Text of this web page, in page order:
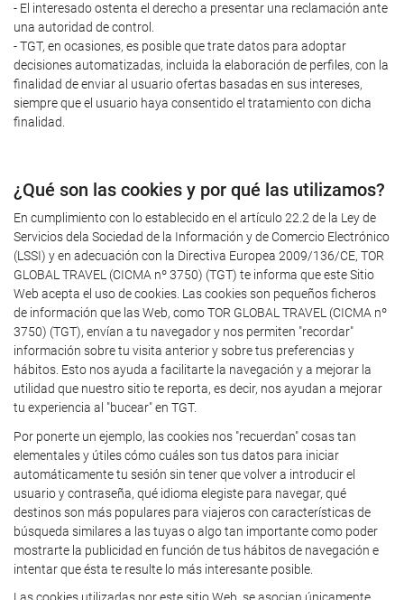
- El interesado ostenta el derecho a presentar una reclamación ante
una autoridad de control.
- TGT, en ocasiones, es posible que trate datos para adoptar
decisiones automatizadas, incluida la elaboración de perfiles, con la
finalidad de enviar al usuario ofertas basadas en sus intereses,
siempre que el usuario haya consentido el tratamiento con dicha
finalidad.
¿Qué son las cookies y por qué las utilizamos?
En cumplimiento con lo establecido en el artículo 22.2 de la Ley de
Servicios dela Sociedad de la Información y de Comercio Electrónico
(LSSI) y en adecuación con la Directiva Europea 2009/136/CE, TOR
GLOBAL TRAVEL (CICMA nº 3750) (TGT) te informa que este Sitio
Web acepta el uso de cookies. Las cookies son pequeños ficheros
de información que las Web, como TOR GLOBAL TRAVEL (CICMA nº
3750) (TGT), envían a tu navegador y nos permiten "recordar"
información sobre tu visita anterior y sobre tus preferencias y
hábitos. Esto nos ayuda a facilitarte la navegación y a mejorar la
utilidad que nuestro sitio te reporta, es decir, nos ayudan a mejorar
tu experiencia al "bucear" en TGT.
Por ponerte un ejemplo, las cookies nos "recuerdan" cosas tan
elementales y útiles cómo cuáles son tus datos para iniciar
automáticamente tu sesión sin tener que volver a introducir el
usuario y contraseña, qué idioma elegiste para navegar, qué
destinos son más populares para viajeros con características de
búsqueda similares a las tuyas o algo tan importante como poder
mostrarte la publicidad en función de tus hábitos de navegación e
intentar que ésta te resulte lo más interesante posible.